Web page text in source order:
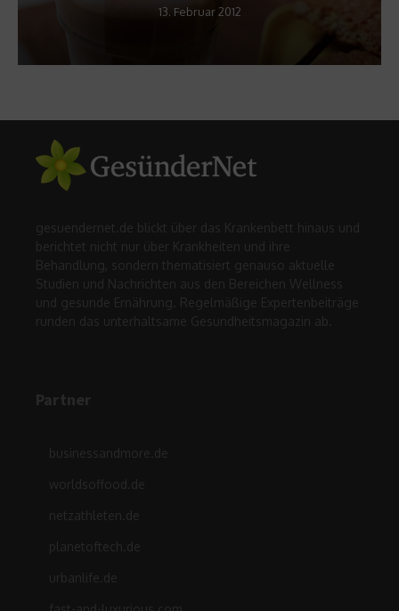
13. Februar 2012
gesuendernet.de blickt über das Krankenbett hinaus und
berichtet nicht nur über Krankheiten und ihre
Behandlung, sondern thematisiert genauso aktuelle
Studien und Nachrichten aus den Bereichen Wellness
und gesunde Ernährung. Regelmäßige Expertenbeiträge
runden das unterhaltsame Gesundheitsmagazin ab.
Partner
businessandmore.de
worldsoffood.de
netzathleten.de
planetoftech.de
urbanlife.de